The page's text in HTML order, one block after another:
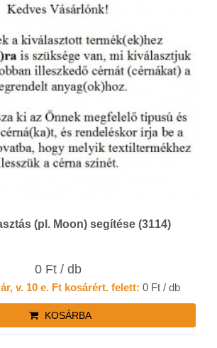
(pl. Moon) segítése (3114)
0 Ft / db
v. 10 e. Ft kosárért. felett: 0 Ft / db
KOSÁRBA